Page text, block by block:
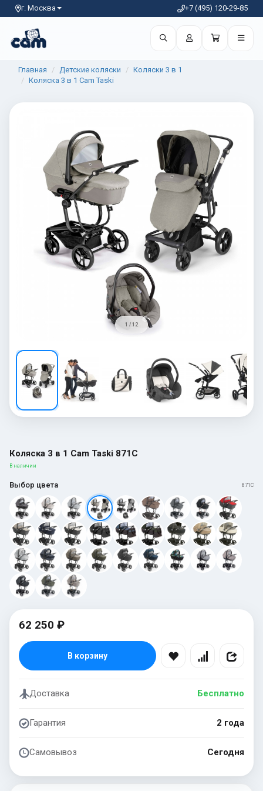
г. Москва +7 (495) 120-29-85
Главная Детские коляски
Коляски 3 в 1
Коляска 3 в 1 Cam Taski
1 / 12
Коляска 3 в 1 Cam Taski 871C
В наличии
Выбор цвета 871C
62 250 ₽
В корзину
Доставка Бесплатно
Гарантия 2 года
Самовывоз Сегодня